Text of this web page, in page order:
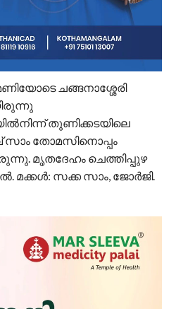
ചങ്ങനാശ്ശേരി
തുണിക്കടയിലെ
സാം തോമസിനൊപ്പം
മൃതദേഹം ചെത്തിപ്പുഴ
മക്കൾ: സക്ക സാം, ജോർജി.